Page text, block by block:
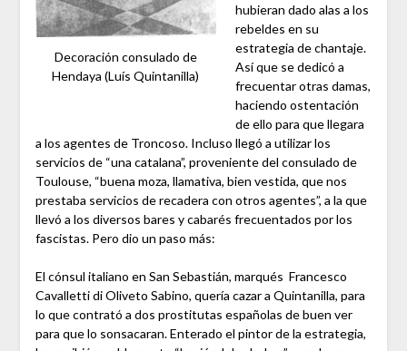
Decoración consulado de
Hendaya (Luís Quintanilla)
hubieran dado alas a los
rebeldes en su
estrategia de chantaje.
Así que se dedicó a
frecuentar otras damas,
haciendo ostentación
de ello para que llegara
a los agentes de Troncoso. Incluso llegó a utilizar los
servicios de “una catalana”, proveniente del consulado de
Toulouse, “buena moza, llamativa, bien vestida, que nos
prestaba servicios de recadera con otros agentes”, a la que
llevó a los diversos bares y cabarés frecuentados por los
fascistas. Pero dio un paso más:
El cónsul italiano en San Sebastián, marqués Francesco
Cavalletti di Oliveto Sabino, quería cazar a Quintanilla, para
lo que contrató a dos prostitutas españolas de buen ver
para que lo sonsacaran. Enterado el pintor de la estrategia,